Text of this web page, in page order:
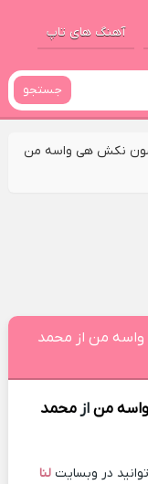
آهنگ های تاپ
جستجو
نکش هی واسه من
من از محمد
منازمحمد
در وبسایت لنا